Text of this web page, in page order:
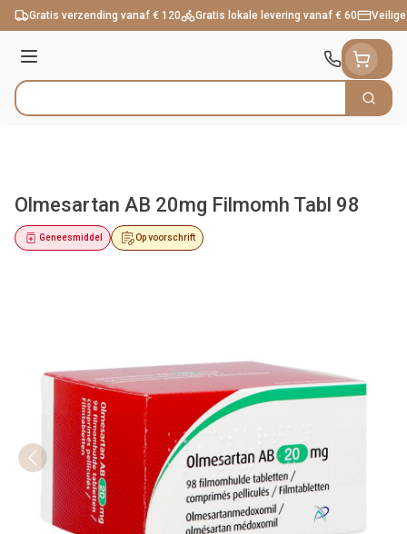
Ga naar de inhoud
Gratis verzending vanaf € 120 Gratis lokale levering vanaf € 60
Menu
Product, merk, categorie... Zoek
Olmesartan AB 20mg Filmomh Tabl 98
Op voorschrift
Geneesmiddel